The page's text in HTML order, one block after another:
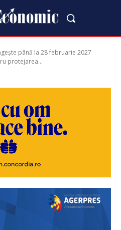
până la 28 februarie 2027
protejarea...